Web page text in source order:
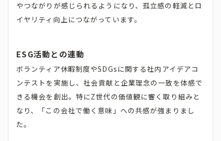
やつながりが感じられるようになり、孤立感の軽減とロ
イヤリティ向上につながっています。
ESG活動との連動
ボランティア休暇制度やSDGsに関する社内アイデアコ
ンテストを実施し、社会貢献と企業理念の一致を体感で
きる機会を創出。特にZ世代の価値観に響く取り組みと
なり、「この会社で働く意味」への共感が強まりまし
た。